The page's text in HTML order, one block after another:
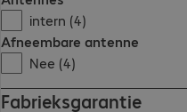
intern (4)
Afneembare antenne
Nee (4)
Fabrieksgarantie